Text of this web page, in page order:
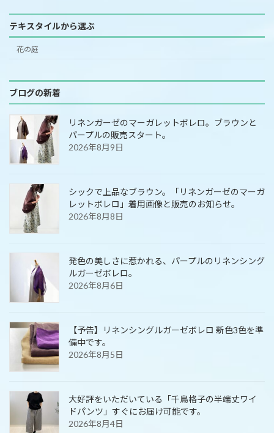
テキスタイルから選ぶ
花の庭
ブログの新着
リネンガーゼのマーガレットボレロ。ブラウンと
パープルの販売スタート。
2026年8月9日
シックで上品なブラウン。「リネンガーゼのマーガ
レットボレロ」着用画像と販売のお知らせ。
2026年8月8日
発色の美しさに惹かれる、パープルのリネンシング
ルガーゼボレロ。
2026年8月6日
【予告】リネンシングルガーゼボレロ 新色3色を準
備中です。
2026年8月5日
大好評をいただいている「千鳥格子の半端丈ワイ
ドパンツ」すぐにお届け可能です。
2026年8月4日